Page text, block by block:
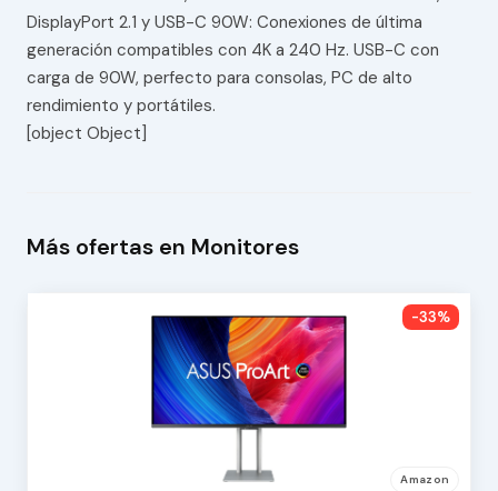
DisplayPort 2.1 y USB-C 90W: Conexiones de última
generación compatibles con 4K a 240 Hz. USB-C con
carga de 90W, perfecto para consolas, PC de alto
rendimiento y portátiles.
[object Object]
Más ofertas en Monitores
-33%
Amazon